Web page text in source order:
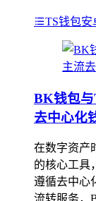
TS钱包安
BK钱包
去中心化
在数字资产
的核心工具
遵循去中心